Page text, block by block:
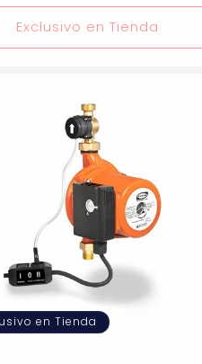
Exclusivo en Tienda
en Tienda